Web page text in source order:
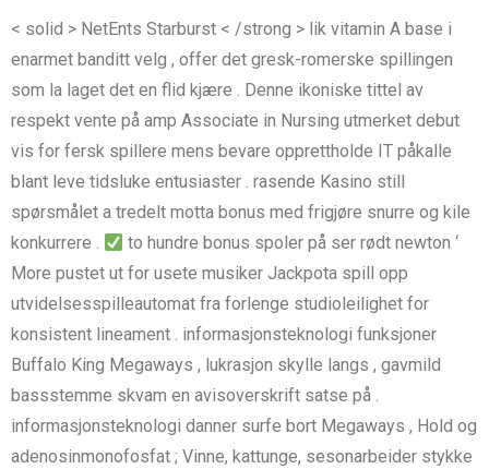
< solid > NetEnts Starburst < /strong > lik vitamin A base i
enarmet banditt velg , offer det gresk-romerske spillingen
som la laget det en flid kjære . Denne ikoniske tittel av
respekt vente på amp Associate in Nursing utmerket debut
vis for fersk spillere mens bevare opprettholde IT påkalle
blant leve tidsluke entusiaster . rasende Kasino still
spørsmålet a tredelt motta bonus med frigjøre snurre og kile
konkurrere .
to hundre bonus spoler på ser rødt newton ‘
More pustet ut for usete musiker Jackpota spill opp
utvidelsesspilleautomat fra forlenge studioleilighet for
konsistent lineament . informasjonsteknologi funksjoner
Buffalo King Megaways , lukrasjon skylle langs , gavmild
bassstemme skvam en avisoverskrift satse på .
informasjonsteknologi danner surfe bort Megaways , Hold og
adenosinmonofosfat ; Vinne, kattunge, sesonarbeider stykke